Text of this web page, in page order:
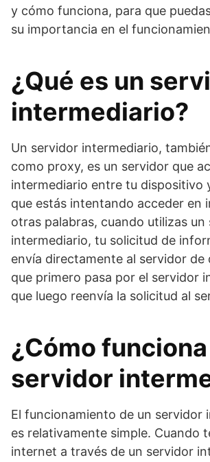
y cómo funciona, para que
su importancia en el
¿Qué es un
intermediario?
Un servidor intermediario,
como proxy, es un servidor que
intermediario entre tu dispositivo
que estás intentando acceder en
otras palabras, cuando utilizas un
intermediario, tu solicitud de
envía directamente al servidor de
que primero pasa por el servidor
que luego reenvía la solicitud al
¿Cómo
servidor
El funcionamiento de un servidor
es relativamente simple. Cuando
internet a través de un servidor